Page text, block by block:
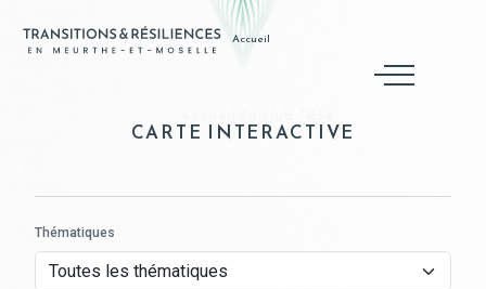
Accueil
CARTE INTERACTIVE
Thématiques